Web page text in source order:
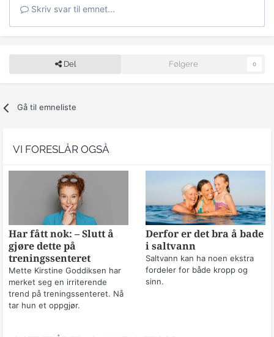
Skriv svar til emnet...
Del Følgere 0
Gå til emneliste
VI FORESLÅR OGSÅ
Har fått nok: – Slutt å
gjøre dette på
treningssenteret
Mette Kirstine Goddiksen har
merket seg en irriterende
trend på treningssenteret. Nå
tar hun et oppgjør.
Derfor er det bra å bade
i saltvann
Saltvann kan ha noen ekstra
fordeler for både kropp og
sinn.